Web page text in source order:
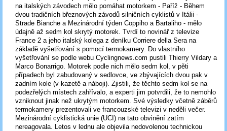
na italských závodech mělo pomáhat motorkem - Paříž - Během
dvou tradičních březnových závodů silničních cyklistů v Itálii -
Strade Bianche a Mezinárodní týden Coppiho a Bartaliho - mělo
údajně až sedm kol skrytý motorek. Tvrdí to novinář z televize
France 2 a jeho italský kolega z deníku Corriere della Sera na
základě vyšetřování s pomocí termokamery. Do vlastního
vyšetřování se podle webu Cyclingnews.com pustili Thierry Vildary a
Marco Bonarrigo. Motorek podle nich mělo sedm kol, v pěti
případech byl zabudovaný v sedlovce, ve zbývajících dvou pak v
zadním kole (v kazetě a náboji). Zjistili, že těchto sedm kol se na
podezřelých místech zahřívalo, a experti jim potvrdili, že to nemohlo
vzniknout jinak než ukrytým motorkem. Své výsledky včetně záběrů
termokamery prezentovali ve francouzské televizi v neděli večer.
Mezinárodní cyklistická unie (UCI) na tato obvinění zatím
nereagovala. Letos v lednu ale objevila nedovolenou technickou